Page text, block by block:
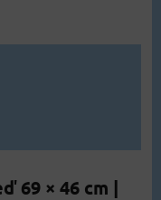
69 × 46 cm |